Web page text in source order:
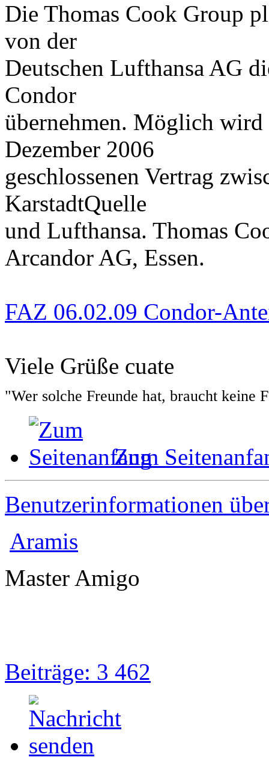
Die Thomas Cook Group
von der
Deutschen Lufthansa AG
Condor
übernehmen. Möglich wird
Dezember 2006
geschlossenen Vertrag
KarstadtQuelle
und Lufthansa. Thomas
Arcandor AG, Essen.
FAZ 06.02.09 Condor-
Viele Grüße cuate
"Wer solche Freunde hat, braucht keine
Zum
Benutzerinformationen
Aramis
Master Amigo
Beiträge: 3 462